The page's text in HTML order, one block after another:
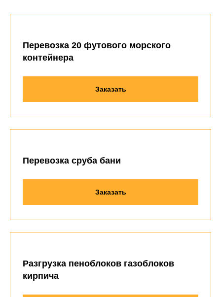
Перевозка 20 футового морского
контейнера
Заказать
Перевозка сруба бани
Заказать
Разгрузка пеноблоков газоблоков
кирпича